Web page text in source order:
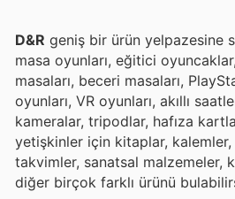
D&R geniş bir ürün yelpazesine
masa oyunları, eğitici
masaları, beceri masaları,
oyunları, VR oyunları, akıllı
kameralar, tripodlar, hafıza
yetişkinler için kitaplar,
takvimler, sanatsal malzemeler,
diğer birçok farklı ürünü